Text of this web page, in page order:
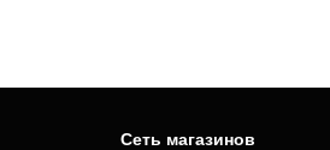
Cеть магазинов